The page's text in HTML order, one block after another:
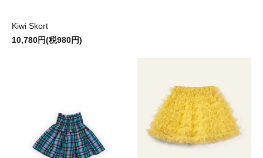
Kiwi Skort
10,780円(税980円)